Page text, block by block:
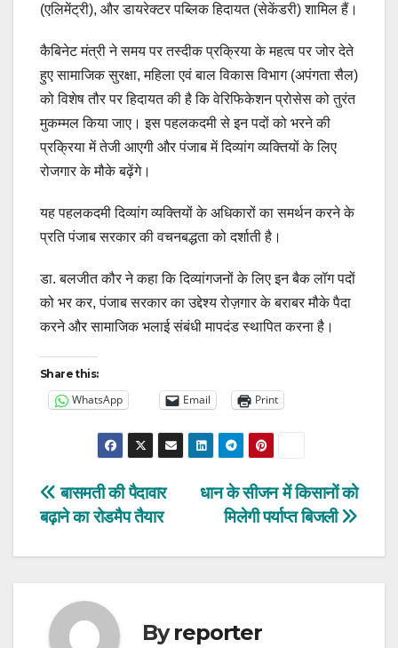
(एलिमेंट्री), और डायरेक्टर पब्लिक हिदायत (सेकेंडरी) शामिल हैं।
कैबिनेट मंत्री ने समय पर तस्दीक प्रक्रिया के महत्व पर जोर देते
हुए सामाजिक सुरक्षा, महिला एवं बाल विकास विभाग (अपंगता सैल)
को विशेष तौर पर हिदायत की है कि वेरिफिकेशन प्रोसेस को तुरंत
मुकम्मल किया जाए। इस पहलकदमी से इन पदों को भरने की
प्रक्रिया में तेजी आएगी और पंजाब में दिव्यांग व्यक्तियों के लिए
रोजगार के मौके बढ़ेंगे।
यह पहलकदमी दिव्यांग व्यक्तियों के अधिकारों का समर्थन करने के
प्रति पंजाब सरकार की वचनबद्धता को दर्शाती है।
डा. बलजीत कौर ने कहा कि दिव्यांगजनों के लिए इन बैक लॉग पदों
को भर कर, पंजाब सरकार का उद्देश्य रोज़गार के बराबर मौके पैदा
करने और सामाजिक भलाई संबंधी मापदंड स्थापित करना है।
Share this:
WhatsApp Email Print
Post
navigation
धान के सीजन में किसानों को
मिलेगी पर्याप्त बिजली
बासमती की पैदावार
बढ़ाने का रोडमैप तैयार
Byreporter